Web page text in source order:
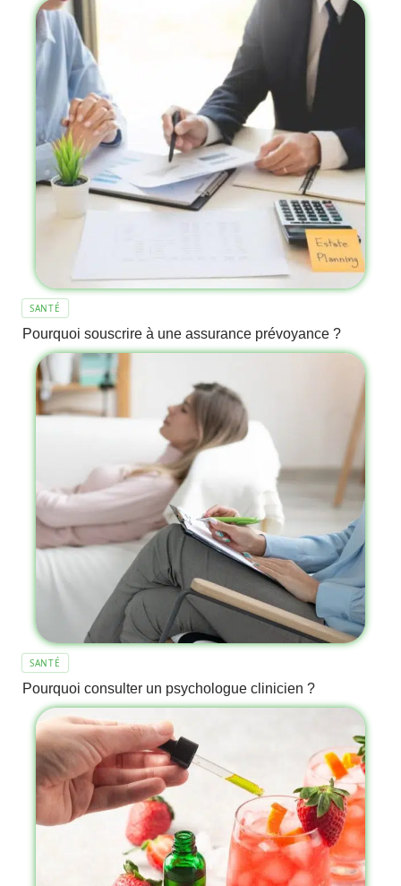
SANTÉ
Pourquoi souscrire à une assurance prévoyance ?
SANTÉ
Pourquoi consulter un psychologue clinicien ?